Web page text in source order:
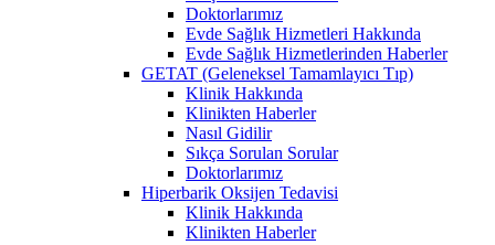
Doktorlarımız
Evde Sağlık Hizmetleri Hakkında
Evde Sağlık Hizmetlerinden Haberler
GETAT (Geleneksel Tamamlayıcı Tıp)
Klinik Hakkında
Klinikten Haberler
Nasıl Gidilir
Sıkça Sorulan Sorular
Doktorlarımız
Hiperbarik Oksijen Tedavisi
Klinik Hakkında
Klinikten Haberler